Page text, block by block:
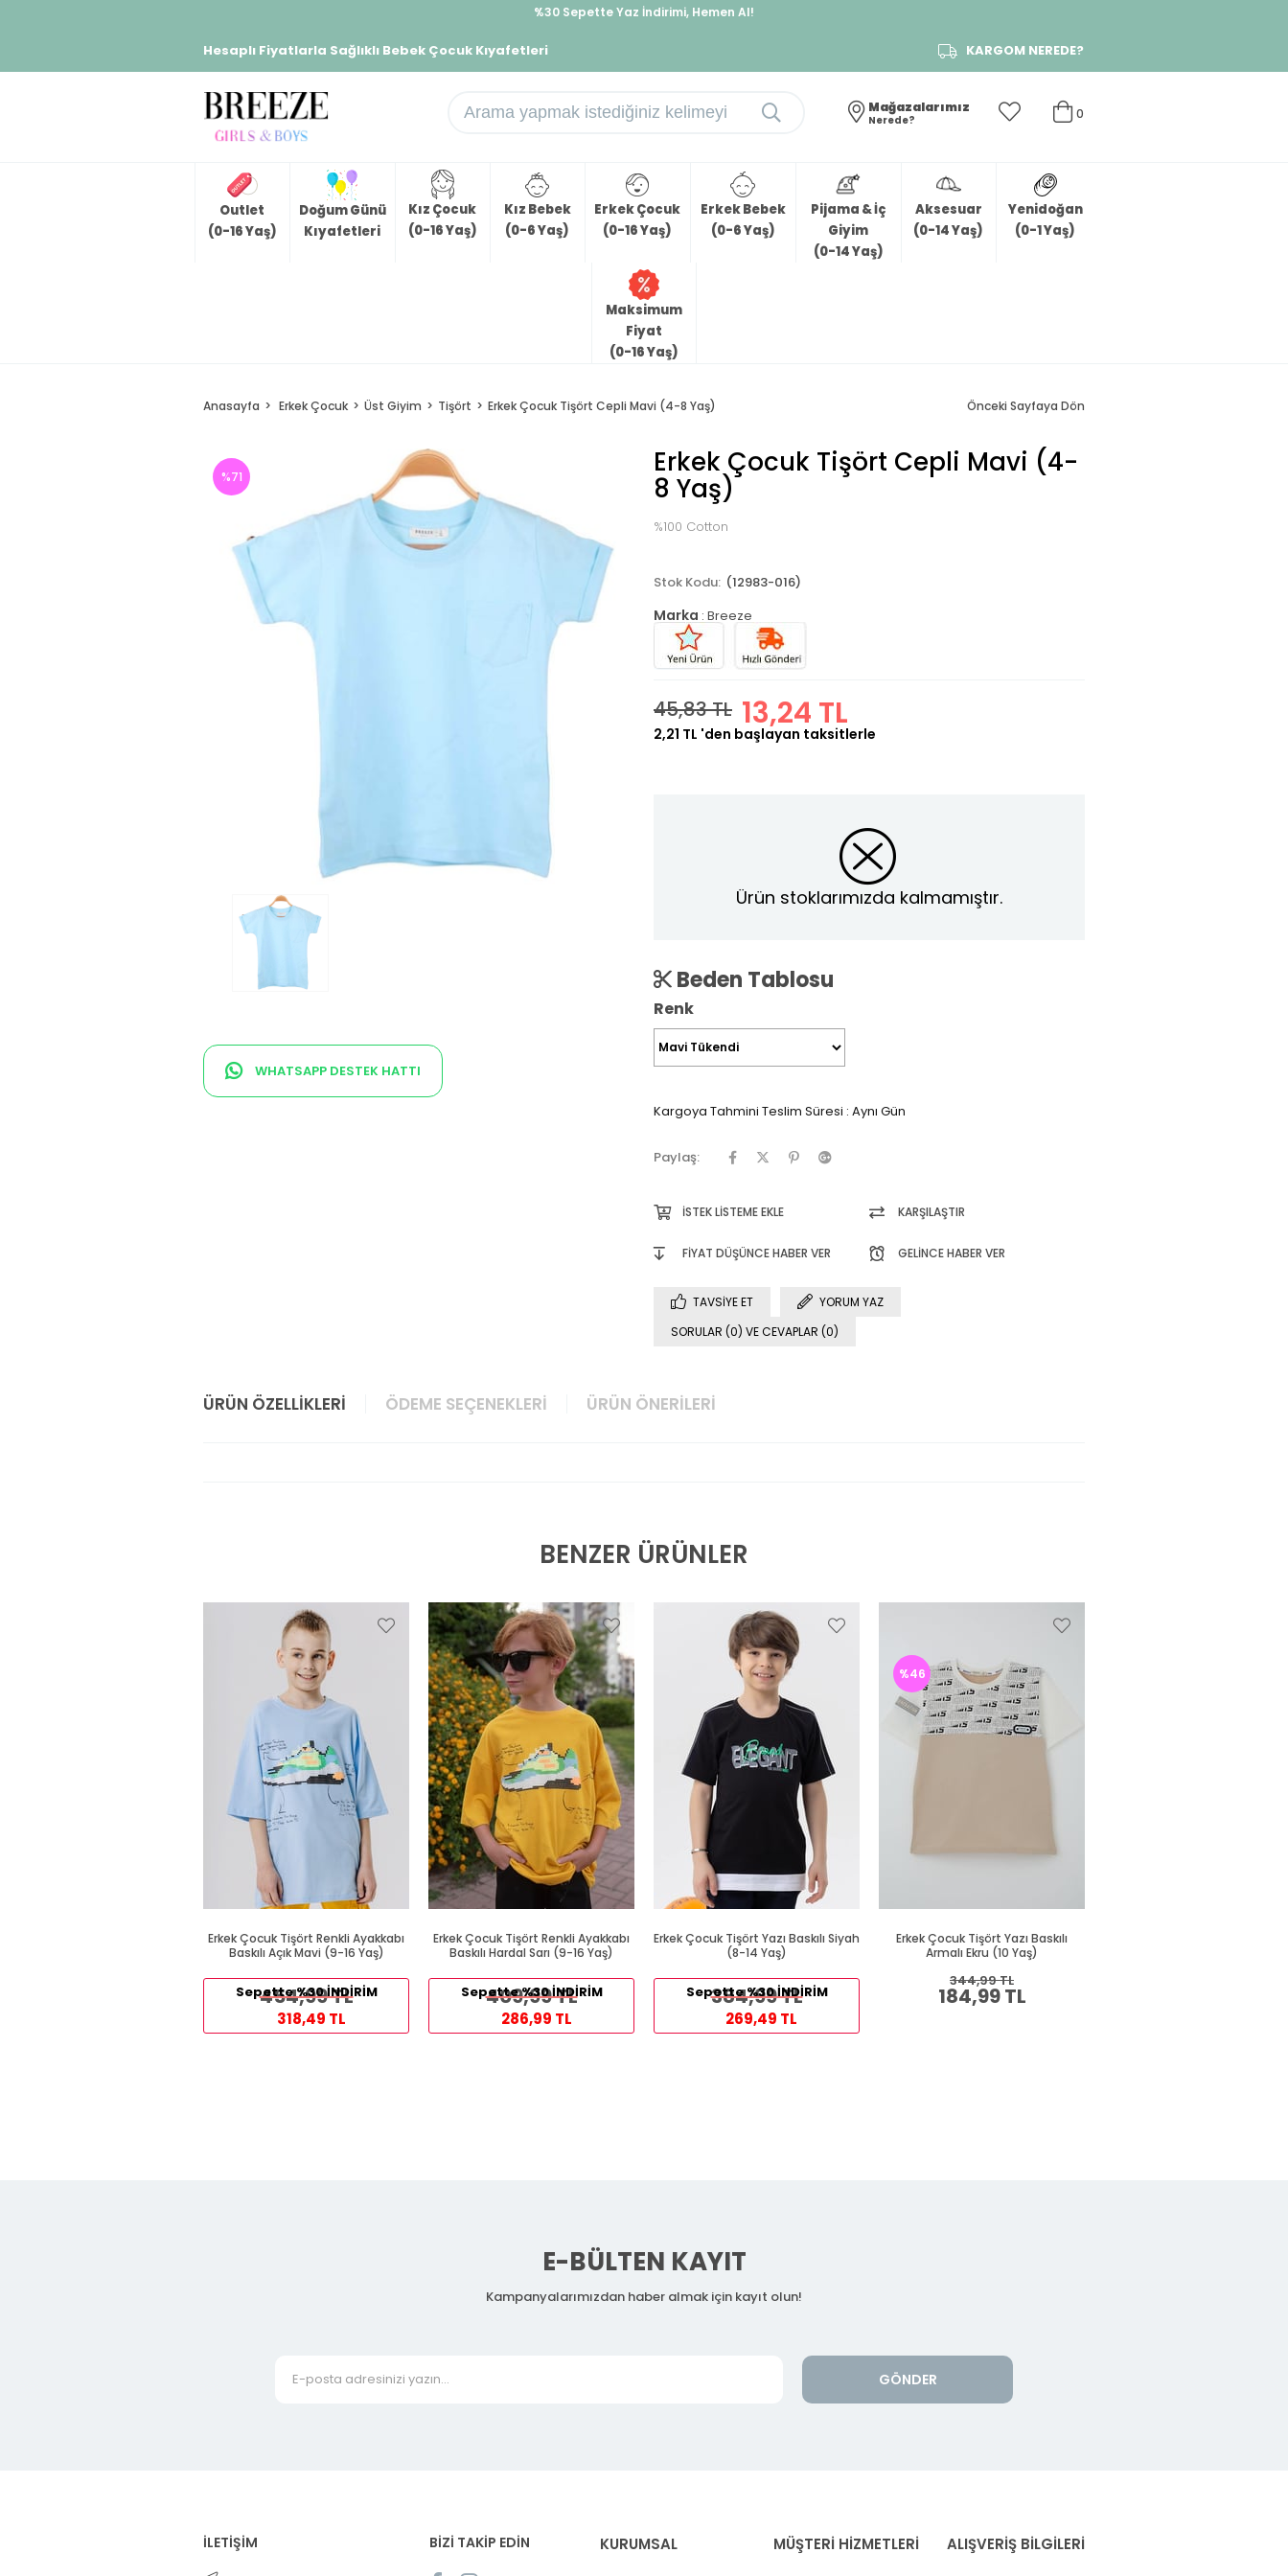
%30 Sepette Yaz İndirimi, Hemen Al!
Hesaplı Fiyatlarla Sağlıklı Bebek Çocuk Kıyafetleri KARGOM NEREDE?
0
Mağazalarımız
Nerede?
Outlet
(0-16 Yaş)
Doğum Günü
Kıyafetleri
Kız Çocuk
(0-16 Yaş)
Kız Bebek
(0-6 Yaş)
Erkek Çocuk
(0-16 Yaş)
Erkek Bebek
(0-6 Yaş)
Pijama & İç
Giyim
(0-14 Yaş)
Aksesuar
(0-14 Yaş)
Yenidoğan
(0-1 Yaş)
Maksimum
Fiyat
(0-16 Yaş)
Anasayfa Erkek Çocuk Üst Giyim Tişört Erkek Çocuk Tişört Cepli Mavi (4-8 Yaş) Önceki Sayfaya Dön
%71
WHATSAPP DESTEK HATTI
Erkek Çocuk Tişört Cepli Mavi (4-
8 Yaş)
%100 Cotton
(12983-016)
Marka : Breeze
45,83 TL 13,24 TL
2,21 TL 'den başlayan taksitlerle
Ürün stoklarımızda kalmamıştır.
Beden Tablosu
Renk
Kargoya Tahmini Teslim Süresi : Aynı Gün
Paylaş:
İSTEK LISTEME EKLE KARŞILAŞTIR
FIYAT DÜŞÜNCE HABER VER GELINCE HABER VER
TAVSIYE ET
YORUM YAZ
SORULAR (0) VE CEVAPLAR (0)
ÜRÜN ÖZELLIKLERI ÖDEME SEÇENEKLERI ÜRÜN ÖNERILERI
BENZER ÜRÜNLER
Erkek Çocuk Tişört Renkli Ayakkabı
Baskılı Açık Mavi (9-16 Yaş)
454,99 TL
Sepette %30 İNDİRİM
318,49 TL
Erkek Çocuk Tişört Renkli Ayakkabı
Baskılı Hardal Sarı (9-16 Yaş)
409,99 TL
Sepette %30 İNDİRİM
286,99 TL
Erkek Çocuk Tişört Yazı Baskılı Siyah
(8-14 Yaş)
384,99 TL
Sepette %30 İNDİRİM
269,49 TL
Erkek Çocuk Tişört Yazı Baskılı
Armalı Ekru (10 Yaş)
184,99 TL
344,99 TL
%46
E-BÜLTEN KAYIT
Kampanyalarımızdan haber almak için kayıt olun!
GÖNDER
İLETİŞİM BİZİ TAKİP EDİN KURUMSAL MÜŞTERİ HİZMETLERİ ALIŞVERİŞ BİLGİLERİ